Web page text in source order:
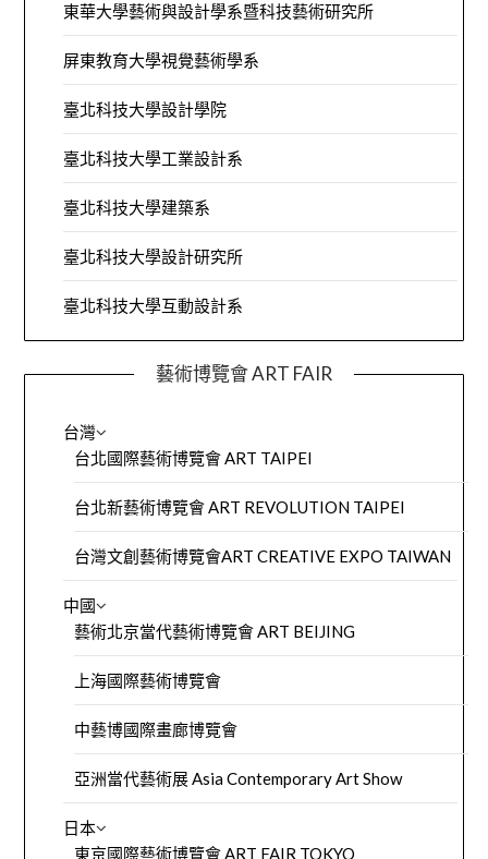
東華大學藝術與設計學系暨科技藝術研究所
屏東教育大學視覺藝術學系
臺北科技大學設計學院
臺北科技大學工業設計系
臺北科技大學建築系
臺北科技大學設計研究所
臺北科技大學互動設計系
藝術博覽會 ART FAIR
台灣
台北國際藝術博覽會 ART TAIPEI
台北新藝術博覽會 ART REVOLUTION TAIPEI
台灣文創藝術博覽會ART CREATIVE EXPO TAIWAN
中國
藝術北京當代藝術博覽會 ART BEIJING
上海國際藝術博覽會
中藝博國際畫廊博覽會
亞洲當代藝術展 Asia Contemporary Art Show
日本
東京國際藝術博覽會 ART FAIR TOKYO